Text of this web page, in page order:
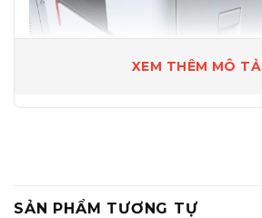
XEM THÊM MÔ TẢ
SẢN PHẨM TƯƠNG TỰ